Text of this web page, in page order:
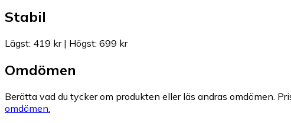
Stabil
Lägst: 419 kr| Högst: 699 kr
Omdömen
Berätta vad du tycker om produkten eller läs andras omdömen.
omdömen.